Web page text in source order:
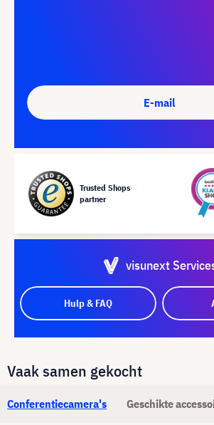
E-mail
Trusted Shops
partner
visunext
Hulp & FAQ
Vaak samen gekocht
Conferentiecamera's Geschikte